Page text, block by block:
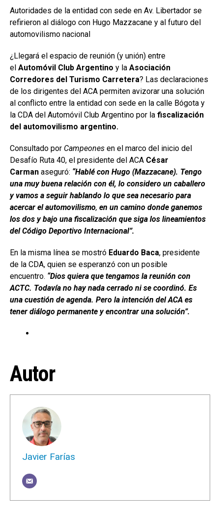
Autoridades de la entidad con sede en Av. Libertador se
refirieron al diálogo con Hugo Mazzacane y al futuro del
automovilismo nacional
¿Llegará el espacio de reunión (y unión) entre
el Automóvil Club Argentino y la Asociación
Corredores del Turismo Carretera? Las declaraciones
de los dirigentes del ACA permiten avizorar una solución
al conflicto entre la entidad con sede en la calle Bógota y
la CDA del Automóvil Club Argentino por la fiscalización
del automovilismo argentino.
Consultado por Campeones en el marco del inicio del
Desafío Ruta 40, el presidente del ACA César
Carman aseguró: “Hablé con Hugo (Mazzacane). Tengo
una muy buena relación con él, lo considero un caballero
y vamos a seguir hablando lo que sea necesario para
acercar el automovilismo, en un camino donde ganemos
los dos y bajo una fiscalización que siga los lineamientos
del Código Deportivo Internacional”.
En la misma línea se mostró Eduardo Baca, presidente
de la CDA, quien se esperanzó con un posible
encuentro. “Dios quiera que tengamos la reunión con
ACTC. Todavía no hay nada cerrado ni se coordinó. Es
una cuestión de agenda. Pero la intención del ACA es
tener diálogo permanente y encontrar una solución”.
Autor
Javier Farías